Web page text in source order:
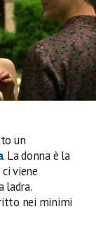
un
. La donna è la
viene
ladra.
nei minimi